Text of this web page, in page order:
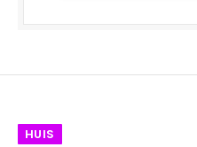
HUIS